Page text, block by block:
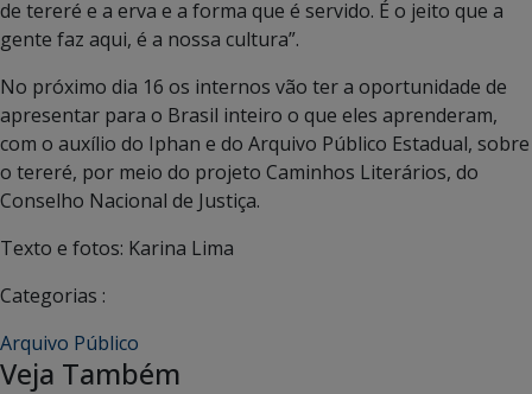
de tereré e a erva e a forma que é servido. É o jeito que a
gente faz aqui, é a nossa cultura”.
No próximo dia 16 os internos vão ter a oportunidade de
apresentar para o Brasil inteiro o que eles aprenderam,
com o auxílio do Iphan e do Arquivo Público Estadual, sobre
o tereré, por meio do projeto Caminhos Literários, do
Conselho Nacional de Justiça.
Texto e fotos: Karina Lima
Categorias :
Arquivo Público
Veja Também